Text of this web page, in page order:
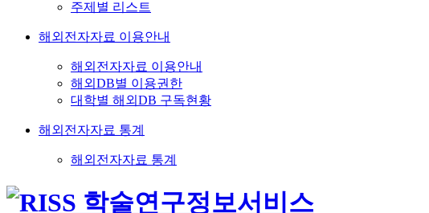
주제별 리스트
해외전자자료 이용안내
해외전자자료 이용안내
해외DB별 이용권한
대학별 해외DB 구독현황
해외전자자료 통계
해외전자자료 통계